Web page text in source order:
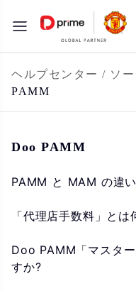
ン
テ
ン
ツ
へ
ッ
ヘルプセンター / ソ
PAMM
Doo PAMM
PAMM と MAM の違
「代理店手数料」とは
Doo PAMM「マスタ
すか?